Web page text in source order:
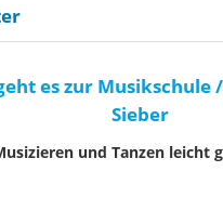
es zur Musikschule
Sieber
und Tanzen leicht